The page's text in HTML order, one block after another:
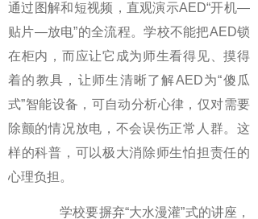
通过图解和短视频，直观演示AED“开机—
贴片—放电”的全流程。学校不能把AED锁
在柜内，而应让它成为师生看得见、摸得
着的教具，让师生清晰了解AED为“傻瓜
式”智能设备，可自动分析心律，仅对需要
除颤的情况放电，不会误伤正常人群。这
样的科普，可以极大消除师生怕担责任的
心理负担。
学校要摒弃“大水漫灌”式的讲座，